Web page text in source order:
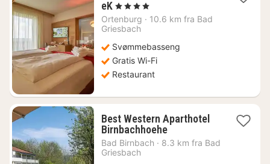
eK1
natt
fra
kr.
, 4 Stjerner
Ortenburg · 10.6 km fra Bad
Griesbach
Svømmebasseng
Gratis Wi-Fi
Restaurant
Best Western Aparthotel
Birnbachhoehe1
natt
Bad Birnbach · 8.3 km fra Bad
Griesbach